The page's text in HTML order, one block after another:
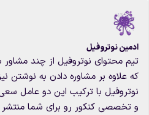
ادمین نوتروفیل
تیم محتوای نوتروفیل از چند
که علاوه بر مشاوره دادن به نوشتن
نوتروفیل با ترکیب این دو عامل
و تخصصی کنکور رو برای شما منتشر